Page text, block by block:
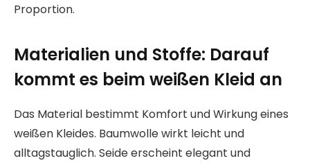
Proportion.
Materialien und Stoffe: Darauf
kommt es beim weißen Kleid an
Das Material bestimmt Komfort und Wirkung eines
weißen Kleides. Baumwolle wirkt leicht und
alltagstauglich. Seide erscheint elegant und